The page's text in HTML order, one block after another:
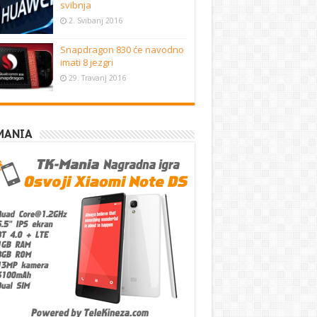
svibnja
2. Svibanj 2016
Snapdragon 830 će navodno
imati 8 jezgri
29. Travanj 2016